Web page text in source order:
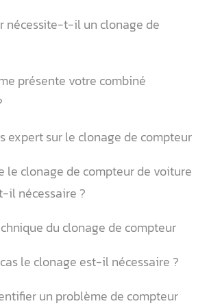
nécessite-t-il un clonage de
présente votre combiné
expert sur le clonage de compteur
le clonage de compteur de voiture
il nécessaire ?
du clonage de compteur
cas le clonage est-il nécessaire ?
un problème de compteur